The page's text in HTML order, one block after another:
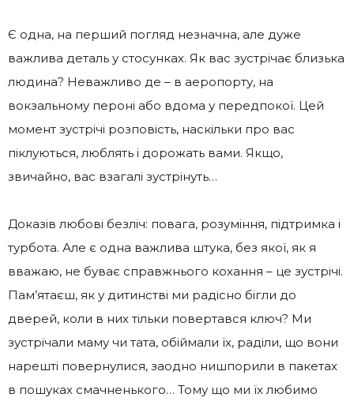
Є одна, на перший погляд незначна, але дуже
важлива деталь у стосунках. Як вас зустрічає близька
людина? Неважливо де – в аеропорту, на
вокзальному пероні або вдома у передпокої. Цей
момент зустрічі розповість, наскільки про вас
піклуються, люблять і дорожать вами. Якщо,
звичайно, вас взагалі зустрінуть…
Доказів любові безліч: повага, розуміння, підтримка і
турбота. Але є одна важлива штука, без якої, як я
вважаю, не буває справжнього кохання – це зустрічі.
Пам’ятаєш, як у дитинстві ми радісно бігли до
дверей, коли в них тільки повертався ключ? Ми
зустрічали маму чи тата, обіймали їх, раділи, що вони
нарешті повернулися, заодно нишпорили в пакетах
в пошуках смачненького… Тому що ми їх любимо